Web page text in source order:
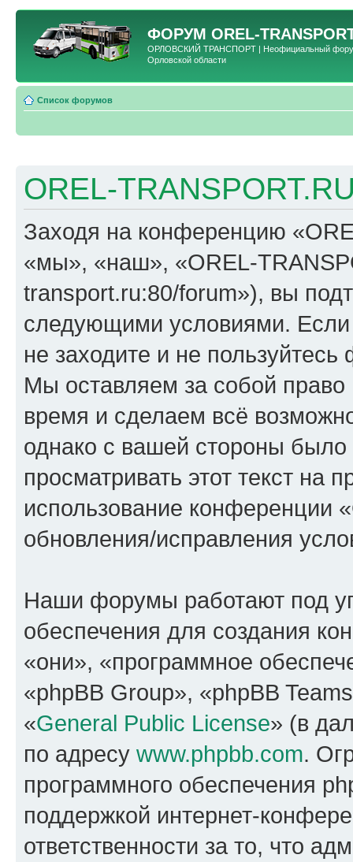
ФОРУМ OREL-
ОРЛОВСКИЙ ТРАНСПОРТ | Неофициальный форум
Орловской области
Список форумов
OREL-
Заходя на конференцию
«мы», «наш», «OREL-
transport.ru:80/forum»), вы
следующими условиями.
не заходите и не
Мы оставляем за собой
время и сделаем всё
однако с вашей стороны
просматривать этот текст на
использование конференции
обновления/исправления
Наши форумы работают под
обеспечения для создания
«они», «программное
«phpBB Group», «phpBB
«General Public License» (в
по адресу www.phpbb.com.
программного обеспечения
поддержкой интернет-
ответственности за то, что